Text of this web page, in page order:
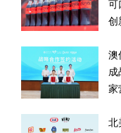
可
创
澳
成
家
北